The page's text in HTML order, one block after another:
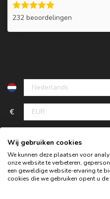
232 beoordelingen
€
Wij gebruiken cookies
We kunnen deze plaatsen voor
onze website te verbeteren,
een geweldige website-ervaring te
cookies die we gebruiken opent u